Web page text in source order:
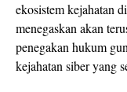
ekosistem kejahatan
menegaskan akan
penegakan hukum
kejahatan siber yang